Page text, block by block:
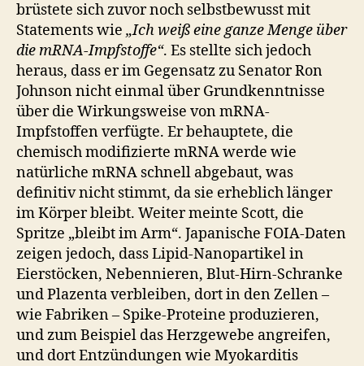
brüstete sich zuvor noch selbstbewusst mit
Statements wie „Ich weiß eine ganze Menge über
die mRNA-Impfstoffe“. Es stellte sich jedoch
heraus, dass er im Gegensatz zu Senator Ron
Johnson nicht einmal über Grundkenntnisse
über die Wirkungsweise von mRNA-
Impfstoffen verfügte. Er behauptete, die
chemisch modifizierte mRNA werde wie
natürliche mRNA schnell abgebaut, was
definitiv nicht stimmt, da sie erheblich länger
im Körper bleibt. Weiter meinte Scott, die
Spritze „bleibt im Arm“. Japanische FOIA-Daten
zeigen jedoch, dass Lipid-Nanopartikel in
Eierstöcken, Nebennieren, Blut-Hirn-Schranke
und Plazenta verbleiben, dort in den Zellen –
wie Fabriken – Spike-Proteine produzieren,
und zum Beispiel das Herzgewebe angreifen,
und dort Entzündungen wie Myokarditis